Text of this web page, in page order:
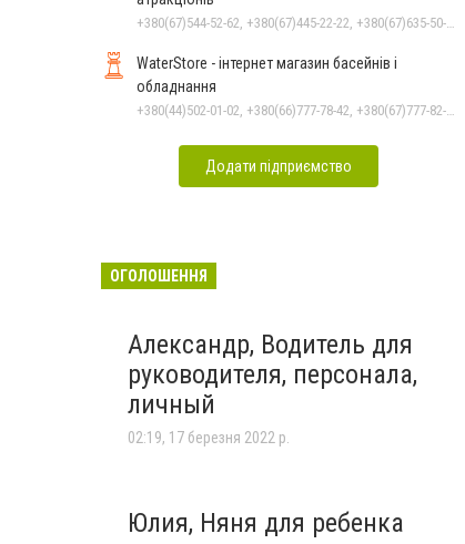
+380(67)544-52-62, +380(67)445-22-22, +380(67)635-50-50
WaterStore - інтернет магазин басейнів і
обладнання
+380(44)502-01-02, +380(66)777-78-42, +380(67)777-82-19, +380(67)890-80-80, +380(73)890-80-80, +380(44)502-01-03
Додати підприємство
ОГОЛОШЕННЯ
Александр, Водитель для
руководителя, персонала,
личный
02:19, 17 березня 2022 р.
Юлия, Няня для ребенка